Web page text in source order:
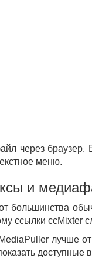
через браузер.
меню.
и
большинства
ссылки ccMixter
лучше
доступные